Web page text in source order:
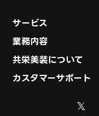
サービス
ステージ施工プラン
テント施工プラン
展示会ブース制作
業務内容
各種イベントの総合サービス
展示会ブース装飾・デザイン
ディスプレイ・サイン制作
共栄美装について
会社概要
カスタマーサポート
𝕏